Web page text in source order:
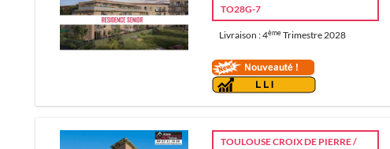
TO28G-7
Livraison : 4èmeTrimestre 2028
TOULOUSE CROIX DE PIERRE /